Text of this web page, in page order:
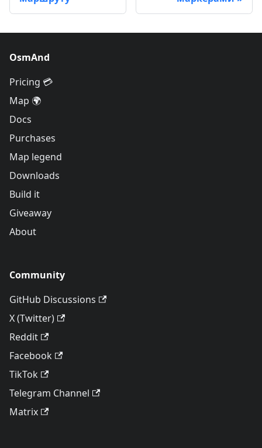
OsmAnd
Pricing 💳
Map 🌍
Docs
Purchases
Map legend
Downloads
Build it
Giveaway
About
Community
GitHub Discussions
X (Twitter)
Reddit
Facebook
TikTok
Telegram Channel
Matrix